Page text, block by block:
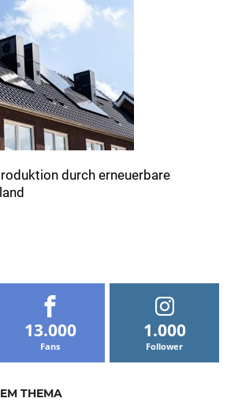
durch erneuerbare
13.000
Fans
1.000
Follower
THEMA